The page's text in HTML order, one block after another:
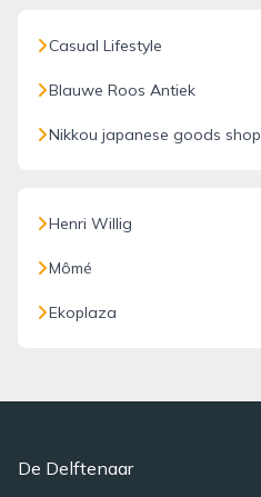
Casual Lifestyle
Blauwe Roos Antiek
Nikkou japanese goods shop
Henri Willig
Mômé
Ekoplaza
De Delftenaar